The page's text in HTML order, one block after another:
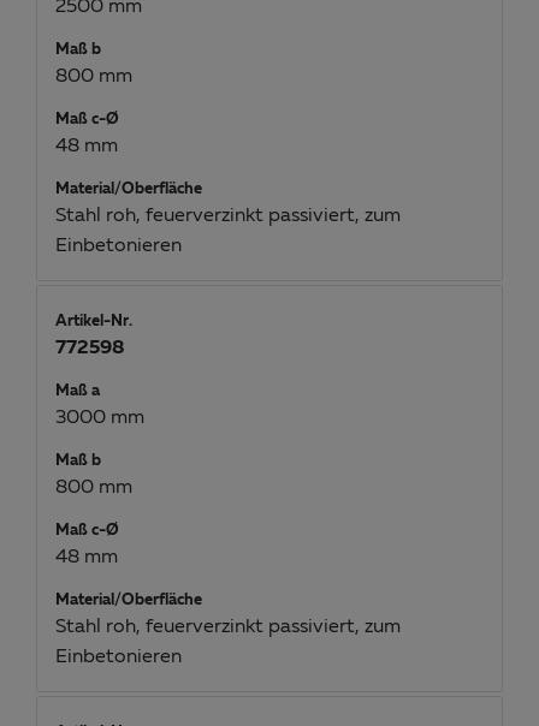
2500 mm
Maß b
800 mm
Maß c-Ø
48 mm
Material/Oberfläche
Stahl roh, feuerverzinkt passiviert, zum
Einbetonieren
Artikel-Nr.
772598
Maß a
3000 mm
Maß b
800 mm
Maß c-Ø
48 mm
Material/Oberfläche
Stahl roh, feuerverzinkt passiviert, zum
Einbetonieren